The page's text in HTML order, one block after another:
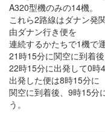
A320型機のみの14機。
これら2路線はダナン発
由ダナン行き便を
連続するかたちで1機で
21時15分に関空に到着後
22時15分に出発して0時
出発した便は8時15分に
関空に到着後、9時15分
う。